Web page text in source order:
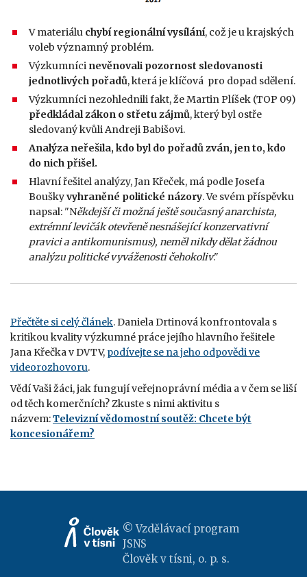
V materiálu chybí regionální vysílání, což je u krajských
voleb významný problém.
Výzkumníci nevěnovali pozornost sledovanosti
jednotlivých pořadů, která je klíčová pro dopad sdělení.
Výzkumníci nezohlednili fakt, že Martin Plíšek (TOP 09)
předkládal zákon o střetu zájmů, který byl ostře
sledovaný kvůli Andreji Babišovi.
Analýza neřešila, kdo byl do pořadů zván, jen to, kdo
do nich přišel.
Hlavní řešitel analýzy, Jan Křeček, má podle Josefa
Bouškyvyhraněné politické názory. Ve svém příspěvku
napsal: "Někdejší či možná ještě současný anarchista,
extrémní levičák otevřeně nesnášející konzervativní
pravici a antikomunismus), neměl nikdy dělat žádnou
analýzu politické vyváženosti čehokoliv."
Přečtěte si celý článek. Daniela Drtinová konfrontovala s
kritikou kvality výzkumné práce jejího hlavního řešitele
Jana Křečka v DVTV, podívejte se na jeho odpovědi ve
videorozhovoru.
Vědí Vaši žáci, jak fungují veřejnoprávní média a v čem se liší
od těch komerčních? Zkuste s nimi aktivitu s
názvem:Televizní vědomostní soutěž: Chcete být
koncesionářem?
© Vzdělávací program
JSNS
Člověk v tísni, o. p. s.